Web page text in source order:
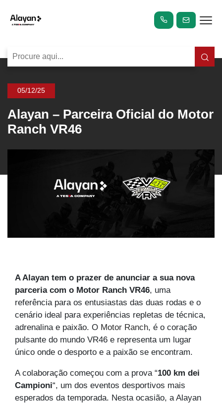
Alayan – Parceira Oficial do Motor
Ranch VR46
05/12/25
A Alayan tem o prazer de anunciar a sua nova
parceria com o Motor Ranch VR46, uma
referência para os entusiastas das duas rodas e o
cenário ideal para experiências repletas de técnica,
adrenalina e paixão. O Motor Ranch, é o coração
pulsante do mundo VR46 e representa um lugar
único onde o desporto e a paixão se encontram.
A colaboração começou com a prova “100 km dei
Campioni“, um dos eventos desportivos mais
esperados da temporada. Nesta ocasião, a Alayan